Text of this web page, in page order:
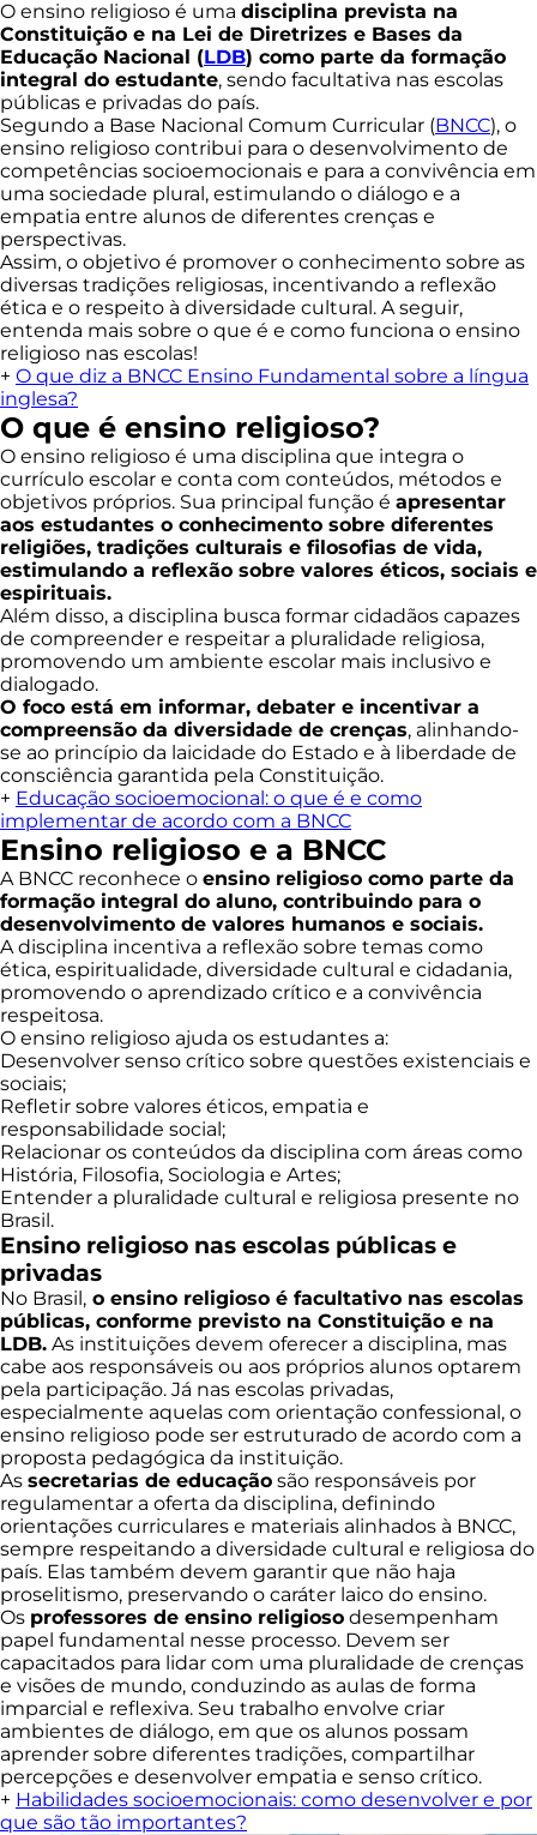
O ensino religioso é uma disciplina prevista na
Constituição e na Lei de Diretrizes e Bases da
Educação Nacional (LDB) como parte da formação
integral do estudante, sendo facultativa nas escolas
públicas e privadas do país.
Segundo a Base Nacional Comum Curricular (BNCC), o
ensino religioso contribui para o desenvolvimento de
competências socioemocionais e para a convivência em
uma sociedade plural, estimulando o diálogo e a
empatia entre alunos de diferentes crenças e
perspectivas.
Assim, o objetivo é promover o conhecimento sobre as
diversas tradições religiosas, incentivando a reflexão
ética e o respeito à diversidade cultural. A seguir,
entenda mais sobre o que é e como funciona o ensino
religioso nas escolas!
+ O que diz a BNCC Ensino Fundamental sobre a língua
inglesa?
O que é ensino religioso?
O ensino religioso é uma disciplina que integra o
currículo escolar e conta com conteúdos, métodos e
objetivos próprios. Sua principal função é apresentar
aos estudantes o conhecimento sobre diferentes
religiões, tradições culturais e filosofias de vida,
estimulando a reflexão sobre valores éticos, sociais e
espirituais.
Além disso, a disciplina busca formar cidadãos capazes
de compreender e respeitar a pluralidade religiosa,
promovendo um ambiente escolar mais inclusivo e
dialogado.
O foco está em informar, debater e incentivar a
compreensão da diversidade de crenças, alinhando-
se ao princípio da laicidade do Estado e à liberdade de
consciência garantida pela Constituição.
+ Educação socioemocional: o que é e como
implementar de acordo com a BNCC
Ensino religioso e a BNCC
A BNCC reconhece o ensino religioso como parte da
formação integral do aluno, contribuindo para o
desenvolvimento de valores humanos e sociais.
A disciplina incentiva a reflexão sobre temas como
ética, espiritualidade, diversidade cultural e cidadania,
promovendo o aprendizado crítico e a convivência
respeitosa.
O ensino religioso ajuda os estudantes a:
Desenvolver senso crítico sobre questões existenciais e
sociais;
Refletir sobre valores éticos, empatia e
responsabilidade social;
Relacionar os conteúdos da disciplina com áreas como
História, Filosofia, Sociologia e Artes;
Entender a pluralidade cultural e religiosa presente no
Brasil.
Ensino religioso nas escolas públicas e
privadas
No Brasil, o ensino religioso é facultativo nas escolas
públicas, conforme previsto na Constituição e na
LDB. As instituições devem oferecer a disciplina, mas
cabe aos responsáveis ou aos próprios alunos optarem
pela participação. Já nas escolas privadas,
especialmente aquelas com orientação confessional, o
ensino religioso pode ser estruturado de acordo com a
proposta pedagógica da instituição.
As secretarias de educação são responsáveis por
regulamentar a oferta da disciplina, definindo
orientações curriculares e materiais alinhados à BNCC,
sempre respeitando a diversidade cultural e religiosa do
país. Elas também devem garantir que não haja
proselitismo, preservando o caráter laico do ensino.
Os professores de ensino religioso desempenham
papel fundamental nesse processo. Devem ser
capacitados para lidar com uma pluralidade de crenças
e visões de mundo, conduzindo as aulas de forma
imparcial e reflexiva. Seu trabalho envolve criar
ambientes de diálogo, em que os alunos possam
aprender sobre diferentes tradições, compartilhar
percepções e desenvolver empatia e senso crítico.
+ Habilidades socioemocionais: como desenvolver e por
que são tão importantes?